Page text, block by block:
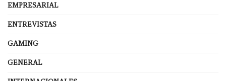
EMPRESARIAL
ENTREVISTAS
GAMING
GENERAL